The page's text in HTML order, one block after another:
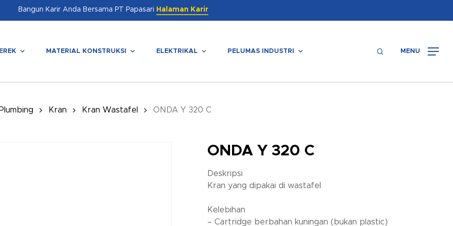
Bangun Karir Anda Bersama PT Papasari Halaman Karir
MATERIAL KONSTRUKSI ELEKTRIKAL PELUMAS INDUSTRI searchMENU
Kran Kran Wastafel ONDA Y 320 C
ONDA Y 320 C
Deskripsi
Kran yang dipakai di wastafel
Kelebihan
– Cartridge berbahan kuningan (bukan plastic)